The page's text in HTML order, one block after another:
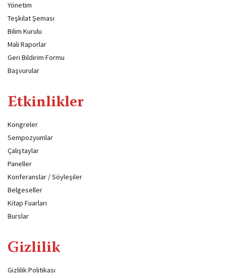
Yönetim
Teşkilat Şeması
Bilim Kurulu
Mali Raporlar
Geri Bildirim Formu
Başvurular
Etkinlikler
Kongreler
Sempozyumlar
Çalıştaylar
Paneller
Konferanslar / Söyleşiler
Belgeseller
Kitap Fuarları
Burslar
Gizlilik
Gizlilik Politikası